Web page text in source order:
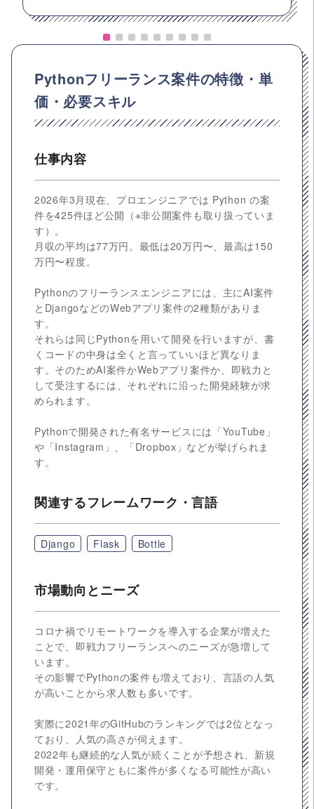
Pythonフリーランス案件の特徴・単
価・必要スキル
仕事内容
2026年3月現在、プロエンジニアでは Python の案
件を425件ほど公開（※非公開案件も取り扱っていま
す）。
月収の平均は77万円。最低は20万円〜、最高は150
万円〜程度。
Pythonのフリーランスエンジニアには、主にAI案件
とDjangoなどのWebアプリ案件の2種類がありま
す。
それらは同じPythonを用いて開発を行いますが、書
くコードの中身は全くと言っていいほど異なりま
す。そのためAI案件かWebアプリ案件か、即戦力と
して受注するには、それぞれに沿った開発経験が求
められます。
Pythonで開発された有名サービスには「YouTube」
や「Instagram」、「Dropbox」などが挙げられま
す。
関連するフレームワーク・言語
Django Flask Bottle
市場動向とニーズ
コロナ禍でリモートワークを導入する企業が増えた
ことで、即戦力フリーランスへのニーズが急増して
います。
その影響でPythonの案件も増えており、言語の人気
が高いことから求人数も多いです。
実際に2021年のGitHubのランキングでは2位となっ
ており、人気の高さが伺えます。
2022年も継続的な人気が続くことが予想され、新規
開発・運用保守ともに案件が多くなる可能性が高い
です。